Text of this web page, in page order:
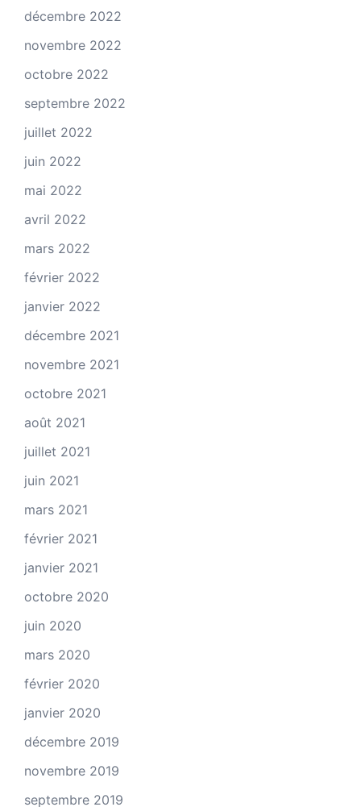
décembre 2022
novembre 2022
octobre 2022
septembre 2022
juillet 2022
juin 2022
mai 2022
avril 2022
mars 2022
février 2022
janvier 2022
décembre 2021
novembre 2021
octobre 2021
août 2021
juillet 2021
juin 2021
mars 2021
février 2021
janvier 2021
octobre 2020
juin 2020
mars 2020
février 2020
janvier 2020
décembre 2019
novembre 2019
septembre 2019